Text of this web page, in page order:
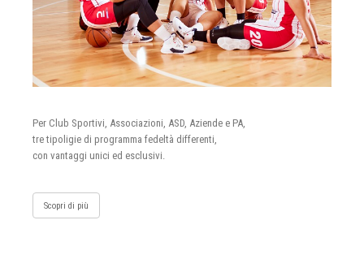
Per Club Sportivi, Associazioni, ASD, Aziende e PA,
tre tipoligie di programma fedeltà differenti,
con vantaggi unici ed esclusivi.
Scopri di più